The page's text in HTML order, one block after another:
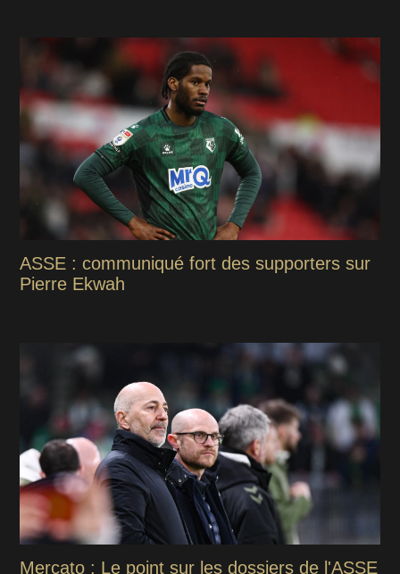
ASSE : communiqué fort des supporters sur
Pierre Ekwah
Mercato : Le point sur les dossiers de l'ASSE